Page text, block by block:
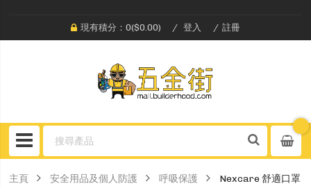
現有積分：0($0.00) 登入 註冊
主頁 安全用品及個人防護 呼吸保護 Nexcare 舒適口罩